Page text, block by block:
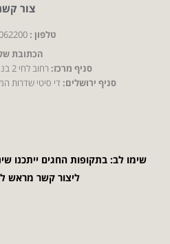
צור קשר
טלפון : 073-7062200
הכתובת
סניף מרכז:רחוב לחי 2 בני ברק, קומת קרקע
סניף ירושלים:די סיטי שדרות המייסדים 15
שימו לב: בתקופות החגים ייתכנו
ליצור קשר מראש